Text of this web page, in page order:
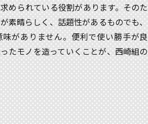
められている役割があります。そのた
素晴らしく、話題性があるものでも、
がありません。便利で使い勝手が良
たモノを造っていくことが、西崎組の